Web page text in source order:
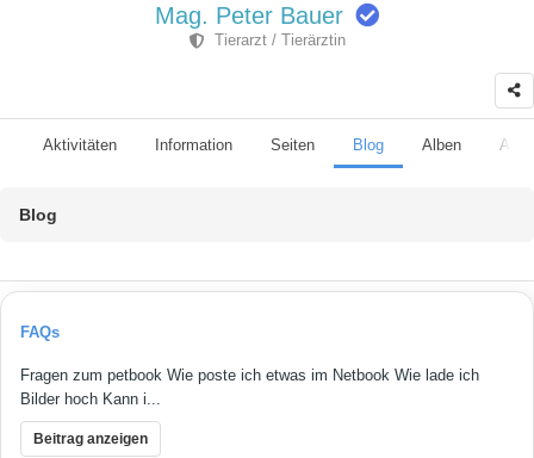
Mag. Peter Bauer
Tierarzt / Tierärztin
Aktivitäten Information Seiten Blog Alben
Blog
FAQs
Fragen zum petbook Wie poste ich etwas im Netbook Wie lade ich
Bilder hoch Kann i...
Beitrag anzeigen